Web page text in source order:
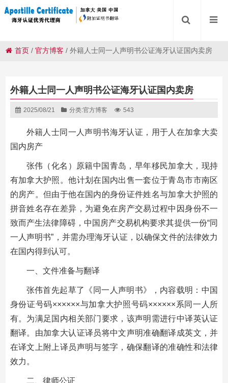
首页 /官方博客 /外籍人士同一人声明书公证海牙认证国内卖房
外籍人士同一人声明书公证海牙认证国内卖房
2025/08/21 分类:官方博客 543
外籍人士同一人声明书海牙认证，用于人在加拿大卖
国内房产
张伟（化名）原籍中国青岛，早年移民加拿大，现持
有加拿大护照。他计划在国内出售一套位于青岛市市南区
的房产。但由于他在国内的身份证件姓名与加拿大护照的
拼音姓名存在差异，为避免在房产交易过程中因身份不一
致而产生法律障碍，中国房产交易机构要求其提供一份“同
一人声明书”，并需办理海牙认证，以确保文件的法律效力
在国内得到认可。
一、文件准备与翻译
张伟首先起草了《同一人声明书》，内容载明：中国
身份证号码××××××与加拿大护照号码××××××系同一人所
有。为满足国内相关部门要求，该声明需进行中译英认证
翻译。由加拿大认证译员将中文声明准确翻译成英文，并
在译文上附上译员声明与签字，确保翻译的准确性和法律
效力。
二、律师公证